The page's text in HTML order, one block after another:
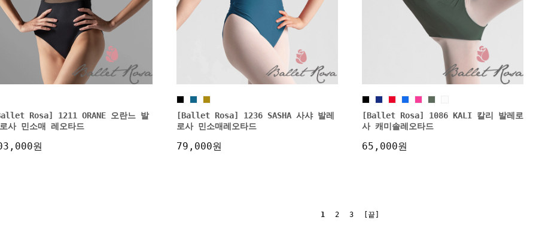
Rosa] 1211 ORANE 오란느 발
사 민소매 레오타드
원
[Ballet Rosa] 1236 SASHA 사샤 발레
로사 민소매레오타드
79,000원
[Ballet Rosa] 1086 KALI 칼리 발레로
사 캐미솔레오타드
65,000원
1 2 3 [끝]